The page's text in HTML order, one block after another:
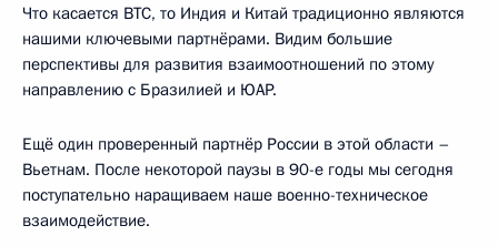
Что касается ВТС, то Индия и Китай традиционно являются
нашими ключевыми партнёрами. Видим большие
перспективы для развития взаимоотношений по этому
направлению с Бразилией и ЮАР.
Ещё один проверенный партнёр России в этой области –
Вьетнам. После некоторой паузы в 90-е годы мы сегодня
поступательно наращиваем наше военно-техническое
взаимодействие.